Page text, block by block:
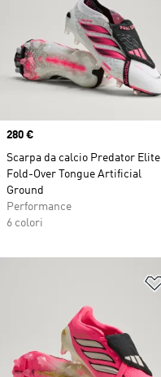
Price
280 €
Scarpa da calcio Predator Elite
Fold-Over Tongue Artificial
Ground
Performance
6 colori